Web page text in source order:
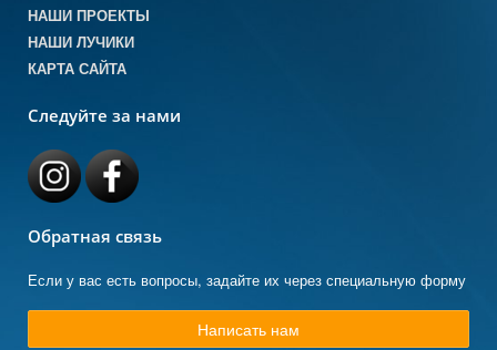
НАШИ ПРОЕКТЫ
НАШИ ЛУЧИКИ
КАРТА САЙТА
Следуйте за нами
Обратная связь
Если у вас есть вопросы, задайте их через специальную форму
Написать нам